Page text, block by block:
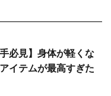
手必見】身体が軽くな
イテムが最高すぎた